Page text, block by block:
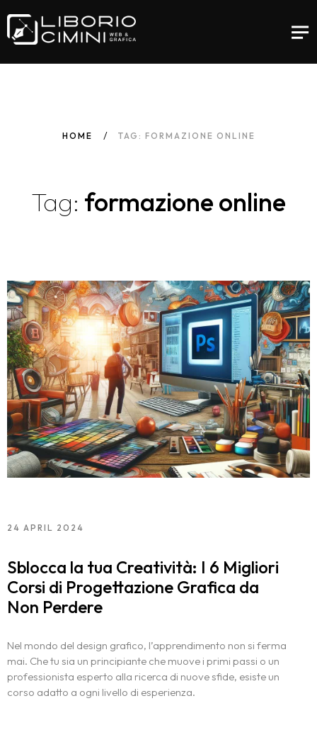
HOME TAG: FORMAZIONE ONLINE
Tag: formazione online
24 APRIL 2024
Sblocca la tua Creatività: I 6 Migliori
Corsi di Progettazione Grafica da
Non Perdere
Nel mondo del design grafico, l’apprendimento non si ferma
mai. Che tu sia un principiante che muove i primi passi o un
professionista esperto alla ricerca di nuove sfide, esiste un
corso adatto a ogni livello di esperienza.